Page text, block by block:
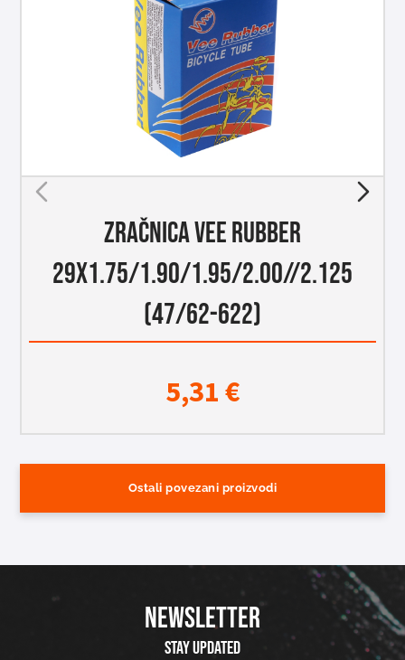
ZRAČNICA VEE RUBBER
29X1.75/1.90/1.95/2.00//2.125
(47/62-622)
5,31€
Ostali povezani proizvodi
NEWSLETTER
Stay updated